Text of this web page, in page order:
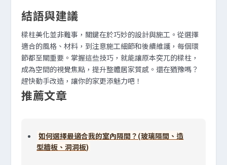
結語與建議
樑柱美化並非難事，關鍵在於巧妙的設計與施工。從選擇
適合的風格、材料，到注意施工細節和後續維護，每個環
節都至關重要。掌握這些技巧，就能讓原本突兀的樑柱，
成為空間的視覺焦點，提升整體居家質感。還在猶豫嗎？
趕快動手改造，讓你的家更添魅力吧！
推薦文章
如何選擇最適合我的室內隔間？(玻璃隔間、造
型牆板、洞洞板)